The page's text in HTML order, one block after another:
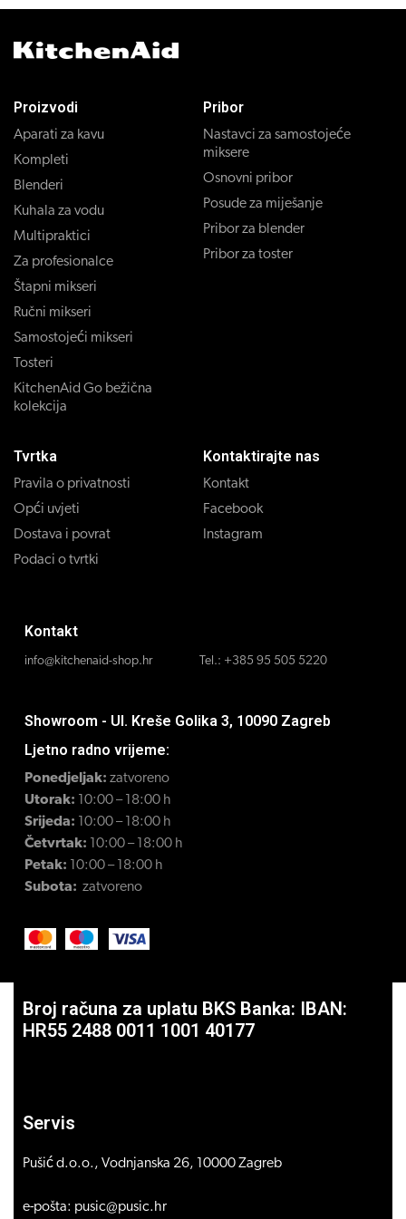
Proizvodi
Aparati za kavu
Kompleti
Blenderi
Kuhala za vodu
Multipraktici
Za profesionalce
Štapni mikseri
Ručni mikseri
Samostojeći mikseri
Tosteri
KitchenAid Go bežična
kolekcija
Pribor
Nastavci za samostojeće
miksere
Osnovni pribor
Posude za miješanje
Pribor za blender
Pribor za toster
Tvrtka
Pravila o privatnosti
Opći uvjeti
Dostava i povrat
Podaci o tvrtki
Kontaktirajte nas
Kontakt
Facebook
Instagram
Kontakt
info@kitchenaid-shop.hr Tel.: +385 95 505 5220
Showroom - Ul. Kreše Golika 3, 10090 Zagreb
Ljetno radno vrijeme:
Ponedjeljak: zatvoreno
Utorak: 10:00 – 18:00 h
Srijeda: 10:00 – 18:00 h
Četvrtak: 10:00 – 18:00 h
Petak: 10:00 – 18:00 h
Subota: zatvoreno
Broj računa za uplatu BKS Banka: IBAN:
HR55 2488 0011 1001 40177
Servis
Pušić d.o.o., Vodnjanska 26, 10000 Zagreb
e-pošta: pusic@pusic.hr